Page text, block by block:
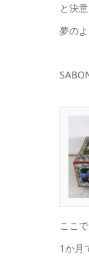
と決
夢の
ここ
1か月